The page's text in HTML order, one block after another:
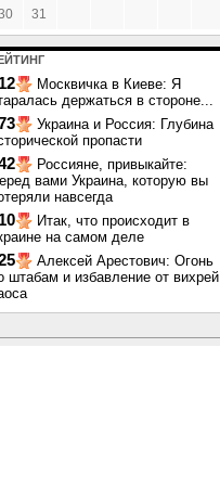
31
Москвичка в Киеве: Я
держаться в стороне...
Украина и Россия: Глубина
пропасти
Россияне, привыкайте:
вами Украина, которую вы
навсегда
Итак, что происходит в
на самом деле
Алексей Арестович: Огонь
штабам и избавление от вихрей